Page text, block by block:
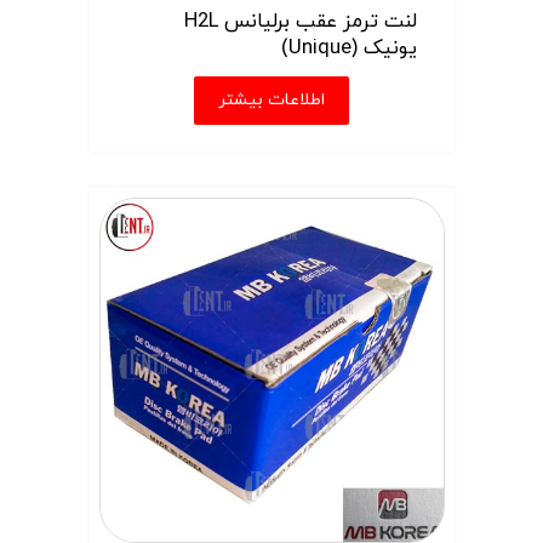
لنت ترمز عقب برلیانس H2L
یونیک (Unique)
اطلاعات بیشتر